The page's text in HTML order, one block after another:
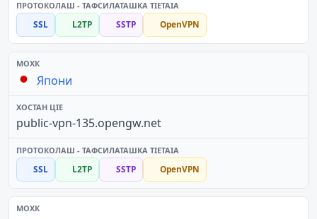
SSL L2TP SSTP OpenVPN
Япони
public-vpn-135.opengw.net
SSL L2TP SSTP OpenVPN